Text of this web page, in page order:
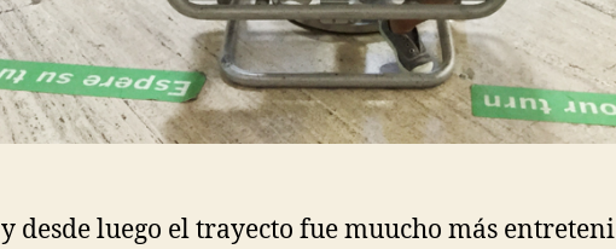
y desde luego el trayecto fue muucho más